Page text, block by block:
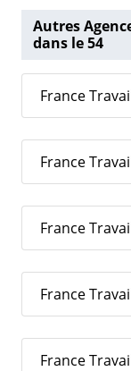
Autres
dans le 54
France
France
France
France
France